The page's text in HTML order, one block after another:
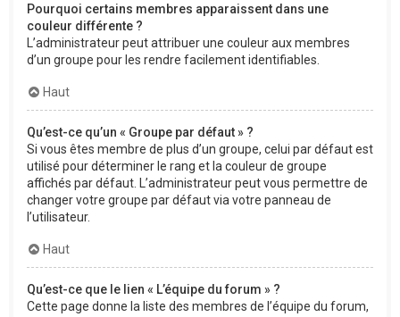
Pourquoi certains membres apparaissent dans une
couleur différente ?
L’administrateur peut attribuer une couleur aux membres
d’un groupe pour les rendre facilement identifiables.
Haut
Qu’est-ce qu’un « Groupe par défaut » ?
Si vous êtes membre de plus d’un groupe, celui par défaut est
utilisé pour déterminer le rang et la couleur de groupe
affichés par défaut. L’administrateur peut vous permettre de
changer votre groupe par défaut via votre panneau de
l’utilisateur.
Haut
Qu’est-ce que le lien « L’équipe du forum » ?
Cette page donne la liste des membres de l’équipe du forum,